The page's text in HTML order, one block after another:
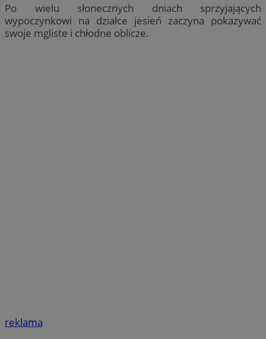
Po wielu słonecznych dniach sprzyjających
wypoczynkowi na działce jesień zaczyna pokazywać
swoje mgliste i chłodne oblicze.
reklama